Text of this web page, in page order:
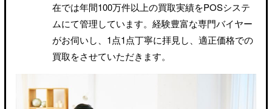
在では年間100万件以上の買取実績をPOSシステ
ムにて管理しています。経験豊富な専門バイヤー
がお伺いし、1点1点丁寧に拝見し、適正価格での
買取をさせていただきます。